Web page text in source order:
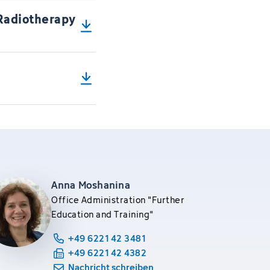
Anna Moshanina
Office Administration "Further
Education and Training"
+49 6221 42 3481
+49 6221 42 4382
Nachricht schreiben